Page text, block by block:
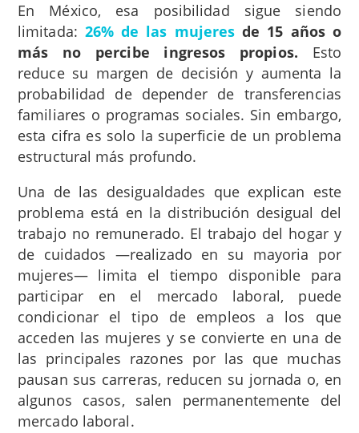
En México, esa posibilidad sigue siendo
limitada: 26% de las mujeres de 15 años o
más no percibe ingresos propios. Esto
reduce su margen de decisión y aumenta la
probabilidad de depender de transferencias
familiares o programas sociales. Sin embargo,
esta cifra es solo la superficie de un problema
estructural más profundo.
Una de las desigualdades que explican este
problema está en la distribución desigual del
trabajo no remunerado. El trabajo del hogar y
de cuidados —realizado en su mayoria por
mujeres— limita el tiempo disponible para
participar en el mercado laboral, puede
condicionar el tipo de empleos a los que
acceden las mujeres y se convierte en una de
las principales razones por las que muchas
pausan sus carreras, reducen su jornada o, en
algunos casos, salen permanentemente del
mercado laboral.